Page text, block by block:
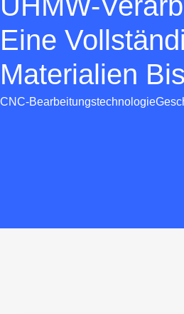
Eine
Materialien
CNC-Bearbeitungstechnologie